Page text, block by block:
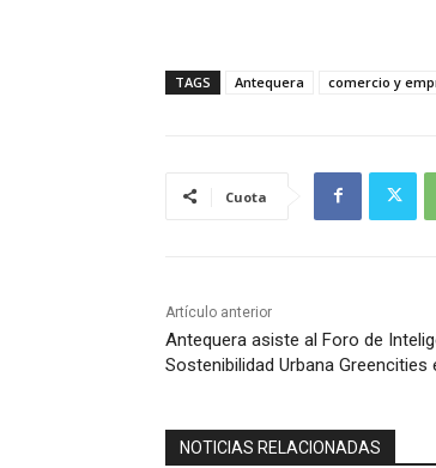
TAGS Antequera comercio y
Cuota
Artículo anterior
Antequera asiste al Foro de
Sostenibilidad Urbana Greencities
NOTICIAS RELACIONADAS